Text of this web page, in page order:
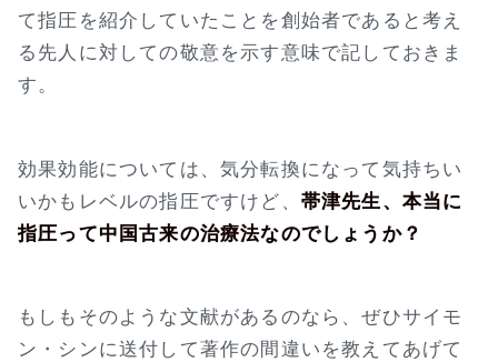
て指圧を紹介していたことを創始者であると考え
る先人に対しての敬意を示す意味で記しておきま
す。
効果効能については、気分転換になって気持ちい
いかもレベルの指圧ですけど、 帯津先生、本当に
指圧って中国古来の治療法なのでしょうか？
もしもそのような文献があるのなら、ぜひサイモ
ン・シンに送付して著作の間違いを教えてあげて